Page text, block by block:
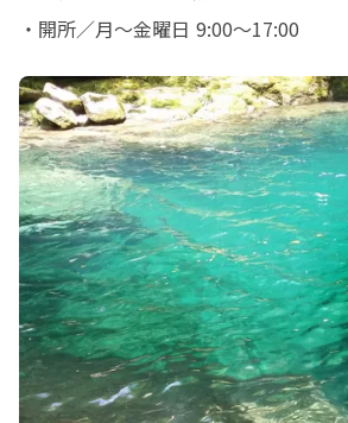
・開所／月～金曜日 9:00～17:00